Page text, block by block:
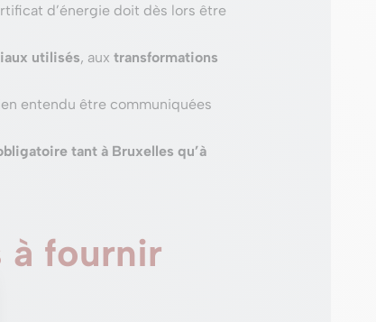
d’énergie doit dès lors être
utilisés, aux transformations
entendu être communiquées
tant à Bruxelles qu’à
à fournir